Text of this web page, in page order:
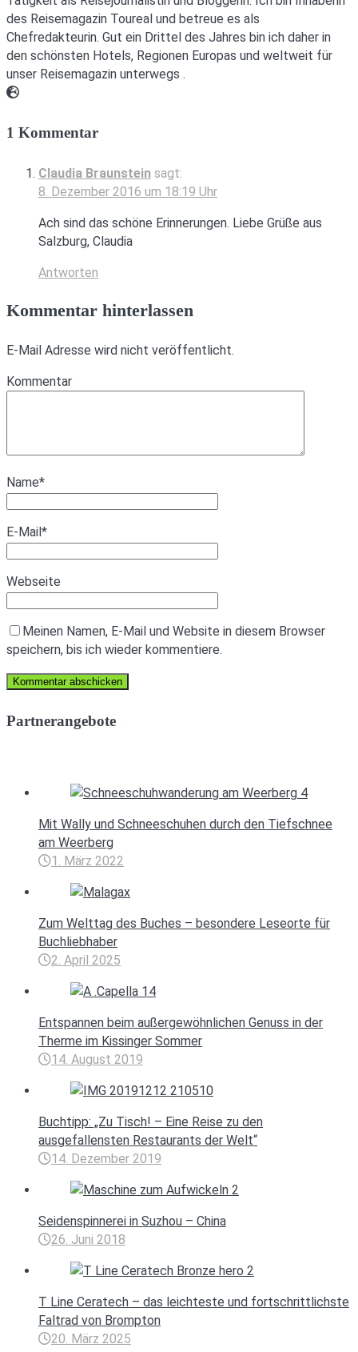
des Reisemagazin Toureal und betreue es als
Chefredakteurin. Gut ein Drittel des Jahres bin ich daher in
den schönsten Hotels, Regionen Europas und weltweit für
unser Reisemagazin unterwegs .
Webseite
1 Kommentar
Claudia Braunstein sagt:
8. Dezember 2016 um 18:19 Uhr
Ach sind das schöne Erinnerungen. Liebe Grüße aus
Salzburg, Claudia
Antworten
Kommentar hinterlassen
E-Mail Adresse wird nicht veröffentlicht.
Kommentar
Name*
E-Mail*
Webseite
Meinen Namen, E-Mail und Website in diesem Browser
speichern, bis ich wieder kommentiere.
Partnerangebote
Mit Wally und Schneeschuhen durch den Tiefschnee
am Weerberg
1. März 2022
Zum Welttag des Buches – besondere Leseorte für
Buchliebhaber
2. April 2025
Entspannen beim außergewöhnlichen Genuss in der
Therme im Kissinger Sommer
14. August 2019
Buchtipp: „Zu Tisch! – Eine Reise zu den
ausgefallensten Restaurants der Welt“
14. Dezember 2019
Seidenspinnerei in Suzhou – China
26. Juni 2018
T Line Ceratech – das leichteste und fortschrittlichste
Faltrad von Brompton
20. März 2025